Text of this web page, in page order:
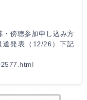
・傍聴参加申し込み方
発表（12/26）下記